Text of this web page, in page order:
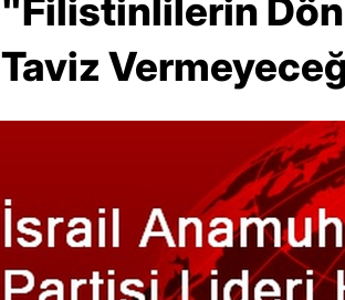
"Filistinlilerin
Taviz